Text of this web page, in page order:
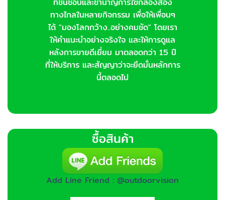
ทางไกลในหลายกิจกรรม เพื่อให้เพื่อนๆ
ได้ "มองโลกกว้าง..อย่างคมชัด" โดยเรา
ให้คำแนะนำอย่างจริงใจ และให้การดูแล
หลังการขายดีเยี่ยม มาตลอดกว่า 15 ปี
ที่ให้บริการ และสัญญาว่าจะยึดมั่นหลักการ
นี้ตลอดไป
ซื้อสินค้า
Add Line Friend : @outdoorvision